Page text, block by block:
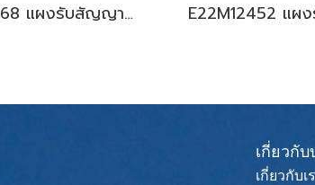
E22F28468 แผงรับสัญญาณรีโมท สำหรับแอร์มิตซู รุ่น MS-SGF,SFH,GJ18,24
เกี่ยวกั
เกี่ยวกับเ